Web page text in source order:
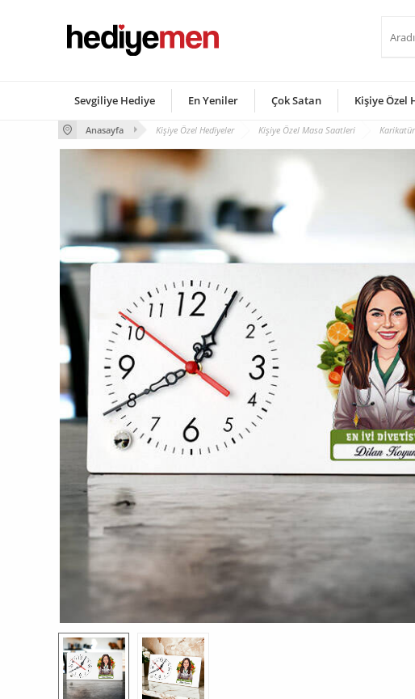
Sevgiliye Hediye En Yeniler Çok Satan Kişiye Özel
Anasayfa Kişiye Özel Hediyeler Kişiye Özel Masa Saatleri